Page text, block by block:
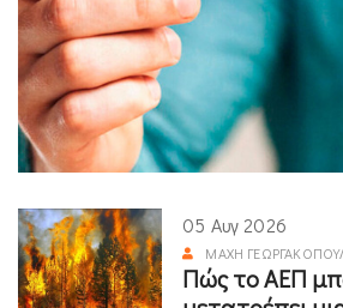
05 Αυγ 2026
ΜΆΧΗ
Πώς το ΑΕΠ